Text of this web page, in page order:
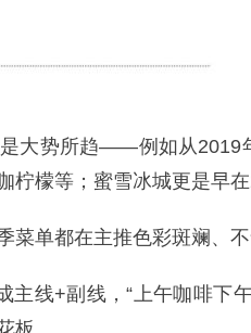
大势所趋——例如从2019
檬等；蜜雪冰城更是早
单都在主推色彩斑斓、
线+副线，“上午咖啡下
板。